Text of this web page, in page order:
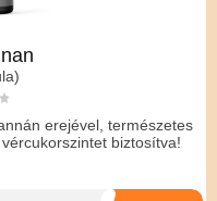
az életkoron és a
0,2 mikrogramm
5,5 mikrogramm
erejével, természetes
biztosítva!